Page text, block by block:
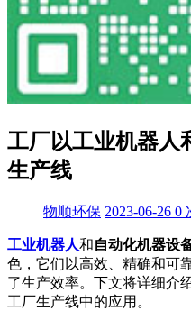
工厂以工业机器人
生产线
物顺环保 2023-06-26 0
工业机器人和自动化机器设
色，它们以高效、精确和可
了生产效率。下文将详细介
工厂生产线中的应用。